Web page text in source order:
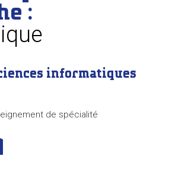
:
informatiques
de spécialité